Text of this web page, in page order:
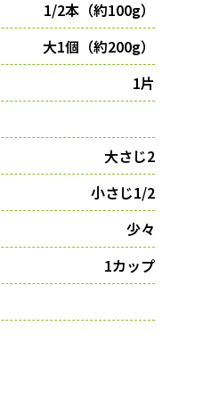
1/2本（約100g）
大1個（約200g）
1片
大さじ2
小さじ1/2
少々
1カップ